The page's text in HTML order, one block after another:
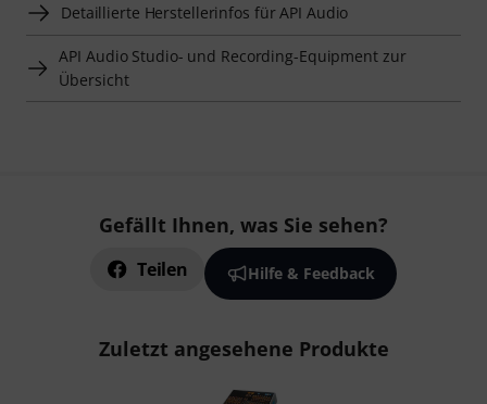
Detaillierte Herstellerinfos für API Audio
API Audio Studio- und Recording-Equipment zur
Übersicht
Gefällt Ihnen, was Sie sehen?
Teilen Hilfe & Feedback
Zuletzt angesehene Produkte